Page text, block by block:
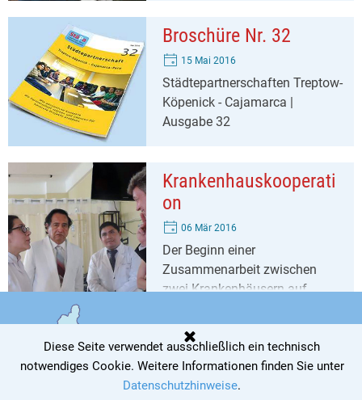
Broschüre Nr. 32
15 Mai 2016
Städtepartnerschaften Treptow-
Köpenick - Cajamarca |
Ausgabe 32
Krankenhauskooperati
on
06 Mär 2016
Der Beginn einer
Zusammenarbeit zwischen
zwei Krankenhäusern auf
Copyright @ AG StäPa 2026
Diese Seite verwendet ausschließlich ein technisch
notwendiges Cookie. Weitere Informationen finden Sie unter
Datenschutzhinweise.